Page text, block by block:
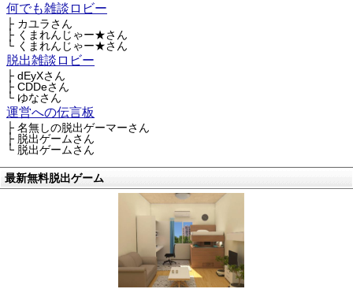
何でも雑談ロビー
├ カユラさん
├ くまれんじゃー★さん
└ くまれんじゃー★さん
脱出雑談ロビー
├ dEyXさん
├ CDDeさん
└ ゆなさん
運営への伝言板
├ 名無しの脱出ゲーマーさん
├ 脱出ゲームさん
└ 脱出ゲームさん
最新無料脱出ゲーム